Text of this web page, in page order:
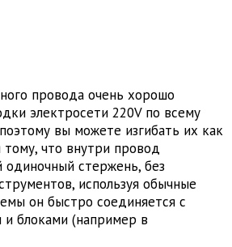
провода очень хорошо
электросети 220V по всему
вы можете изгибать их как
тому, что внутри провод
одиночный стержень, без
используя обычные
он быстро соединяется с
блоками (например в